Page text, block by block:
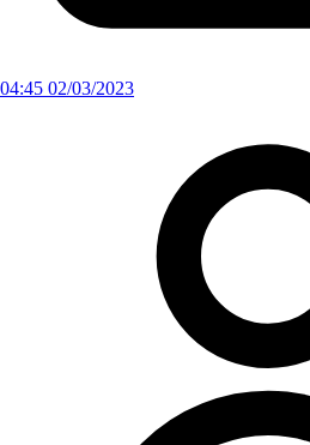
04:45 02/03/2023